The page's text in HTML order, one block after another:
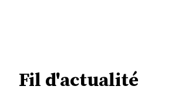
Fil d'actualité